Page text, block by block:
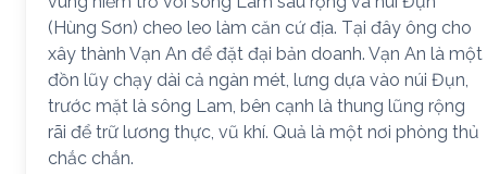
(Hùng Sơn) cheo leo làm căn cứ địa. Tại đây ông cho
xây thành Vạn An để đặt đại bản doanh. Vạn An là một
đồn lũy chạy dài cả ngàn mét, lưng dựa vào núi Đụn,
trước mặt là sông Lam, bên cạnh là thung lũng rộng
rãi để trữ lương thực, vũ khí. Quả là một nơi phòng thủ
chắc chắn.